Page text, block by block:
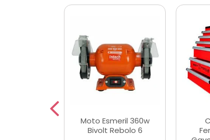
Moto Esmeril 360w
Bivolt Rebolo 6